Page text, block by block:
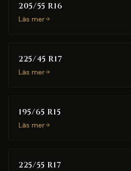
205/55 R16
Läs mer
225/45 R17
Läs mer
195/65 R15
Läs mer
225/55 R17